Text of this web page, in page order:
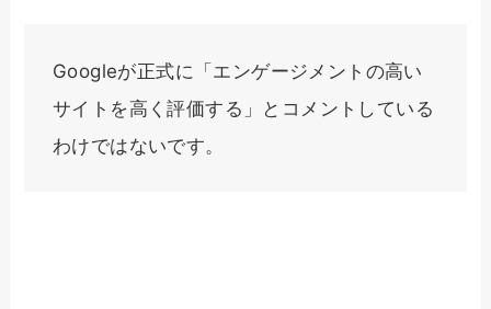
Googleが正式に「エンゲージメントの高い
サイトを高く評価する」とコメントしている
わけではないです。